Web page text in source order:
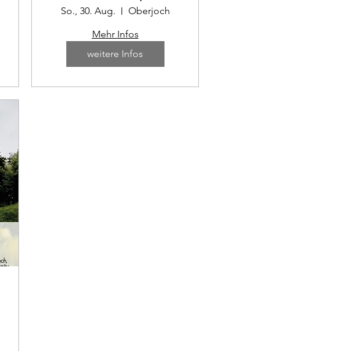
August: Wandern
- Yoga - Genuss
So., 30. Aug.
Oberjoch
Mehr Infos
weitere Infos